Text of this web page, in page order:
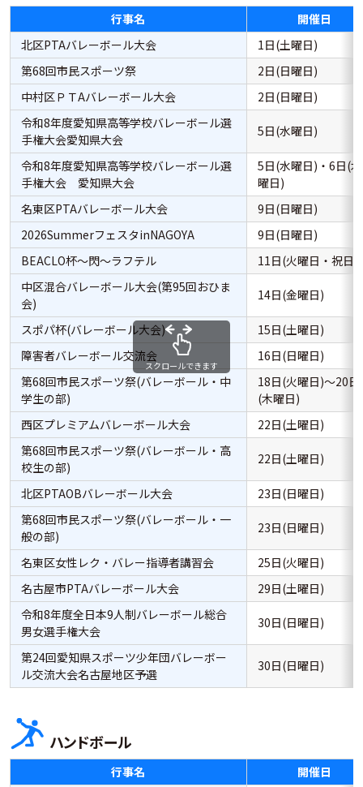
行事名
開催日
北区PTAバレーボール大会
1日(土曜日)
第68回市民スポーツ祭
2日(日曜日)
中村区ＰＴAバレーボール大会
2日(日曜日)
令和8年度愛知県高等学校バレーボール選
手権大会愛知県大会
5日(水曜日)
令和8年度愛知県高等学校バレーボール選
手権大会 愛知県大会
5日(水曜日)・6日(木
曜日)
名東区PTAバレーボール大会
9日(日曜日)
2026SummerフェスタinNAGOYA
9日(日曜日)
BEACLO杯～閃～ラフテル
11日(火曜日・祝日)
中区混合バレーボール大会(第95回おひま
会)
14日(金曜日)
スポパ杯(バレーボール大会)
15日(土曜日)
障害者バレーボール交流会
16日(日曜日)
第68回市民スポーツ祭(バレーボール・中
学生の部)
18日(火曜日)～20日
(木曜日)
西区プレミアムバレーボール大会
22日(土曜日)
第68回市民スポーツ祭(バレーボール・高
校生の部)
22日(土曜日)
北区PTAOBバレーボール大会
23日(日曜日)
第68回市民スポーツ祭(バレーボール・一
般の部)
23日(日曜日)
名東区女性レク・バレー指導者講習会
25日(火曜日)
名古屋市PTAバレーボール大会
29日(土曜日)
令和8年度全日本9人制バレーボール総合
男女選手権大会
30日(日曜日)
第24回愛知県スポーツ少年団バレーボー
ル交流大会名古屋地区予選
30日(日曜日)
スクロールできます
ハンドボール
行事名
開催日